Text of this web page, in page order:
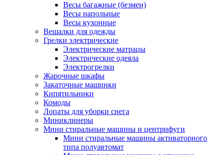
Весы багажные (безмен)
Весы напольные
Весы кухонные
Вешалки для одежды
Грелки электрические
Электрические матрацы
Электрические одеяла
Электрогрелки
Жарочные шкафы
Закаточные машинки
Кипятильники
Комоды
Лопаты для уборки снега
Миниклинеры
Мини стиральные машины и центрифуги
Мини стиральные машины активаторного
типа полуавтомат